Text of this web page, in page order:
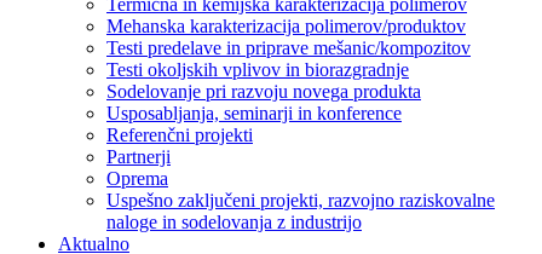
Mehanska karakterizacija polimerov/produktov
Testi predelave in priprave mešanic/kompozitov
Testi okoljskih vplivov in biorazgradnje
Sodelovanje pri razvoju novega produkta
Usposabljanja, seminarji in konference
Referenčni projekti
Partnerji
Oprema
Uspešno zaključeni projekti, razvojno raziskovalne
naloge in sodelovanja z industrijo
Aktualno